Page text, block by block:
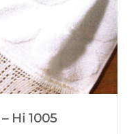
Hi 1005